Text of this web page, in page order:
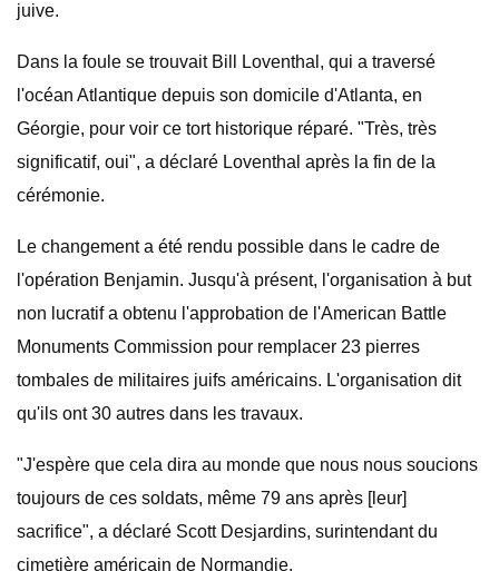
juive.
Dans la foule se trouvait Bill Loventhal, qui a traversé
l'océan Atlantique depuis son domicile d'Atlanta, en
Géorgie, pour voir ce tort historique réparé. "Très, très
significatif, oui", a déclaré Loventhal après la fin de la
cérémonie.
Le changement a été rendu possible dans le cadre de
l'opération Benjamin. Jusqu'à présent, l'organisation à but
non lucratif a obtenu l'approbation de l'American Battle
Monuments Commission pour remplacer 23 pierres
tombales de militaires juifs américains. L'organisation dit
qu'ils ont 30 autres dans les travaux.
"J'espère que cela dira au monde que nous nous soucions
toujours de ces soldats, même 79 ans après [leur]
sacrifice", a déclaré Scott Desjardins, surintendant du
cimetière américain de Normandie.